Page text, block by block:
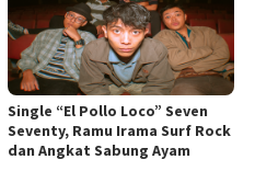
Single “El Pollo Loco” Seven
Seventy, Ramu Irama Surf Rock
dan Angkat Sabung Ayam